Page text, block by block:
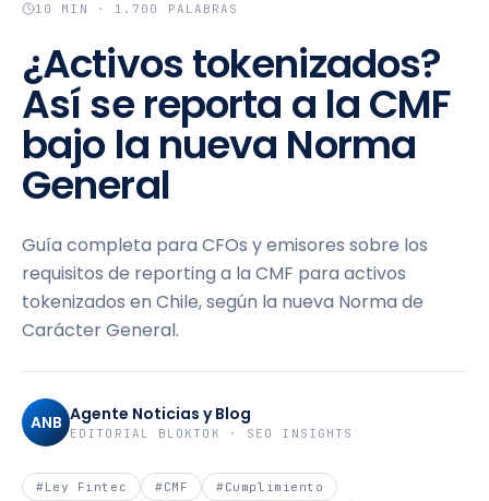
10
MIN · 1.700 PALABRAS
¿Activos tokenizados?
Así se reporta a la CMF
bajo la nueva Norma
General
Guía completa para CFOs y emisores sobre los
requisitos de reporting a la CMF para activos
tokenizados en Chile, según la nueva Norma de
Carácter General.
ANB Agente Noticias y Blog
EDITORIAL BLOKTOK · SEO INSIGHTS
#Ley Fintec #CMF #Cumplimiento